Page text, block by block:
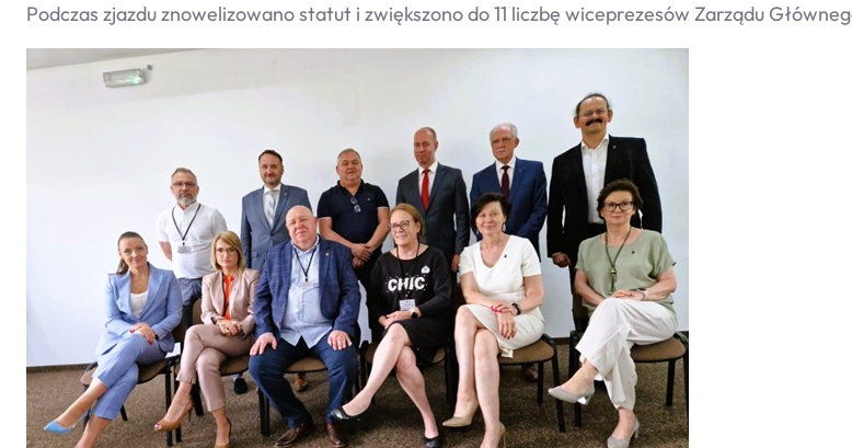
Podczas zjazdu znowelizowano statut i zwiększono do 11 liczbę wiceprezesów Zarządu